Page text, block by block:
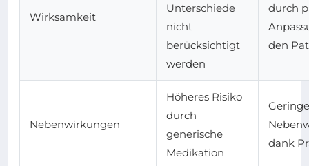
Wirksamkeit
Unterschiede
nicht
berücksichtigt
werden
durch
den
Nebenwirkungen
Höheres Risiko
durch
generische
Medikation
dank